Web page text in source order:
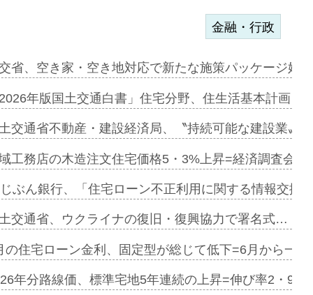
サー契約…
起用…
ミーレキ…
も城南エ…
合型の賃…
ンカフェ…
協業=お互…
コリビング…
金融・行政
省、空き家・空き地対応で新たな施策パッケージ始
年版国土交通白書」住宅分野、住生活基本計画を
交通省不動産・建設経済局、〝持続可能な建設業〟
工務店の木造注文住宅価格5・3%上昇=経済調査会
ぶん銀行、「住宅ローン不正利用に関する情報交換
交通省、ウクライナの復旧・復興協力で署名式…
の住宅ローン金利、固定型が総じて低下=6月から一
年分路線価、標準宅地5年連続の上昇=伸び率2・